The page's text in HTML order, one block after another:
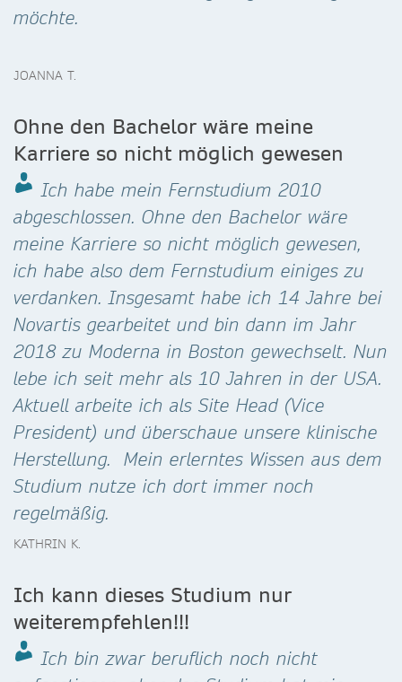
möchte.
JOANNA T.
Ohne den Bachelor wäre meine
Karriere so nicht möglich gewesen
Ich habe mein Fernstudium 2010
abgeschlossen. Ohne den Bachelor wäre
meine Karriere so nicht möglich gewesen,
ich habe also dem Fernstudium einiges zu
verdanken. Insgesamt habe ich 14 Jahre bei
Novartis gearbeitet und bin dann im Jahr
2018 zu Moderna in Boston gewechselt. Nun
lebe ich seit mehr als 10 Jahren in der USA.
Aktuell arbeite ich als Site Head (Vice
President) und überschaue unsere klinische
Herstellung. Mein erlerntes Wissen aus dem
Studium nutze ich dort immer noch
regelmäßig.
KATHRIN K.
Ich kann dieses Studium nur
weiterempfehlen!!!
Ich bin zwar beruflich noch nicht